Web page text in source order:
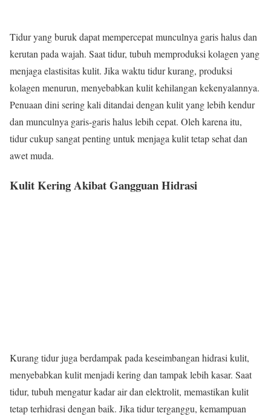
Tidur yang buruk dapat mempercepat munculnya garis halus dan
kerutan pada wajah. Saat tidur, tubuh memproduksi kolagen yang
menjaga elastisitas kulit. Jika waktu tidur kurang, produksi
kolagen menurun, menyebabkan kulit kehilangan kekenyalannya.
Penuaan dini sering kali ditandai dengan kulit yang lebih kendur
dan munculnya garis-garis halus lebih cepat. Oleh karena itu,
tidur cukup sangat penting untuk menjaga kulit tetap sehat dan
awet muda.
Kulit Kering Akibat Gangguan Hidrasi
Kurang tidur juga berdampak pada keseimbangan hidrasi kulit,
menyebabkan kulit menjadi kering dan tampak lebih kasar. Saat
tidur, tubuh mengatur kadar air dan elektrolit, memastikan kulit
tetap terhidrasi dengan baik. Jika tidur terganggu, kemampuan